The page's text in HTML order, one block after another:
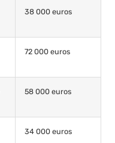
38 000 euros
72 000 euros
58 000 euros
34 000 euros